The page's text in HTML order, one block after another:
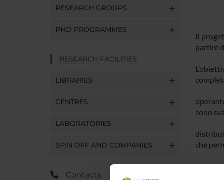
RESEARCH GROUPS
PHD PROGRAMMES
RESEARCH FACILITIES
LIBRARIES
CENTRES
LABORATORIES
SPIN OFF AND COMPANIES
Contacts
Il
partire
sono
che
da un